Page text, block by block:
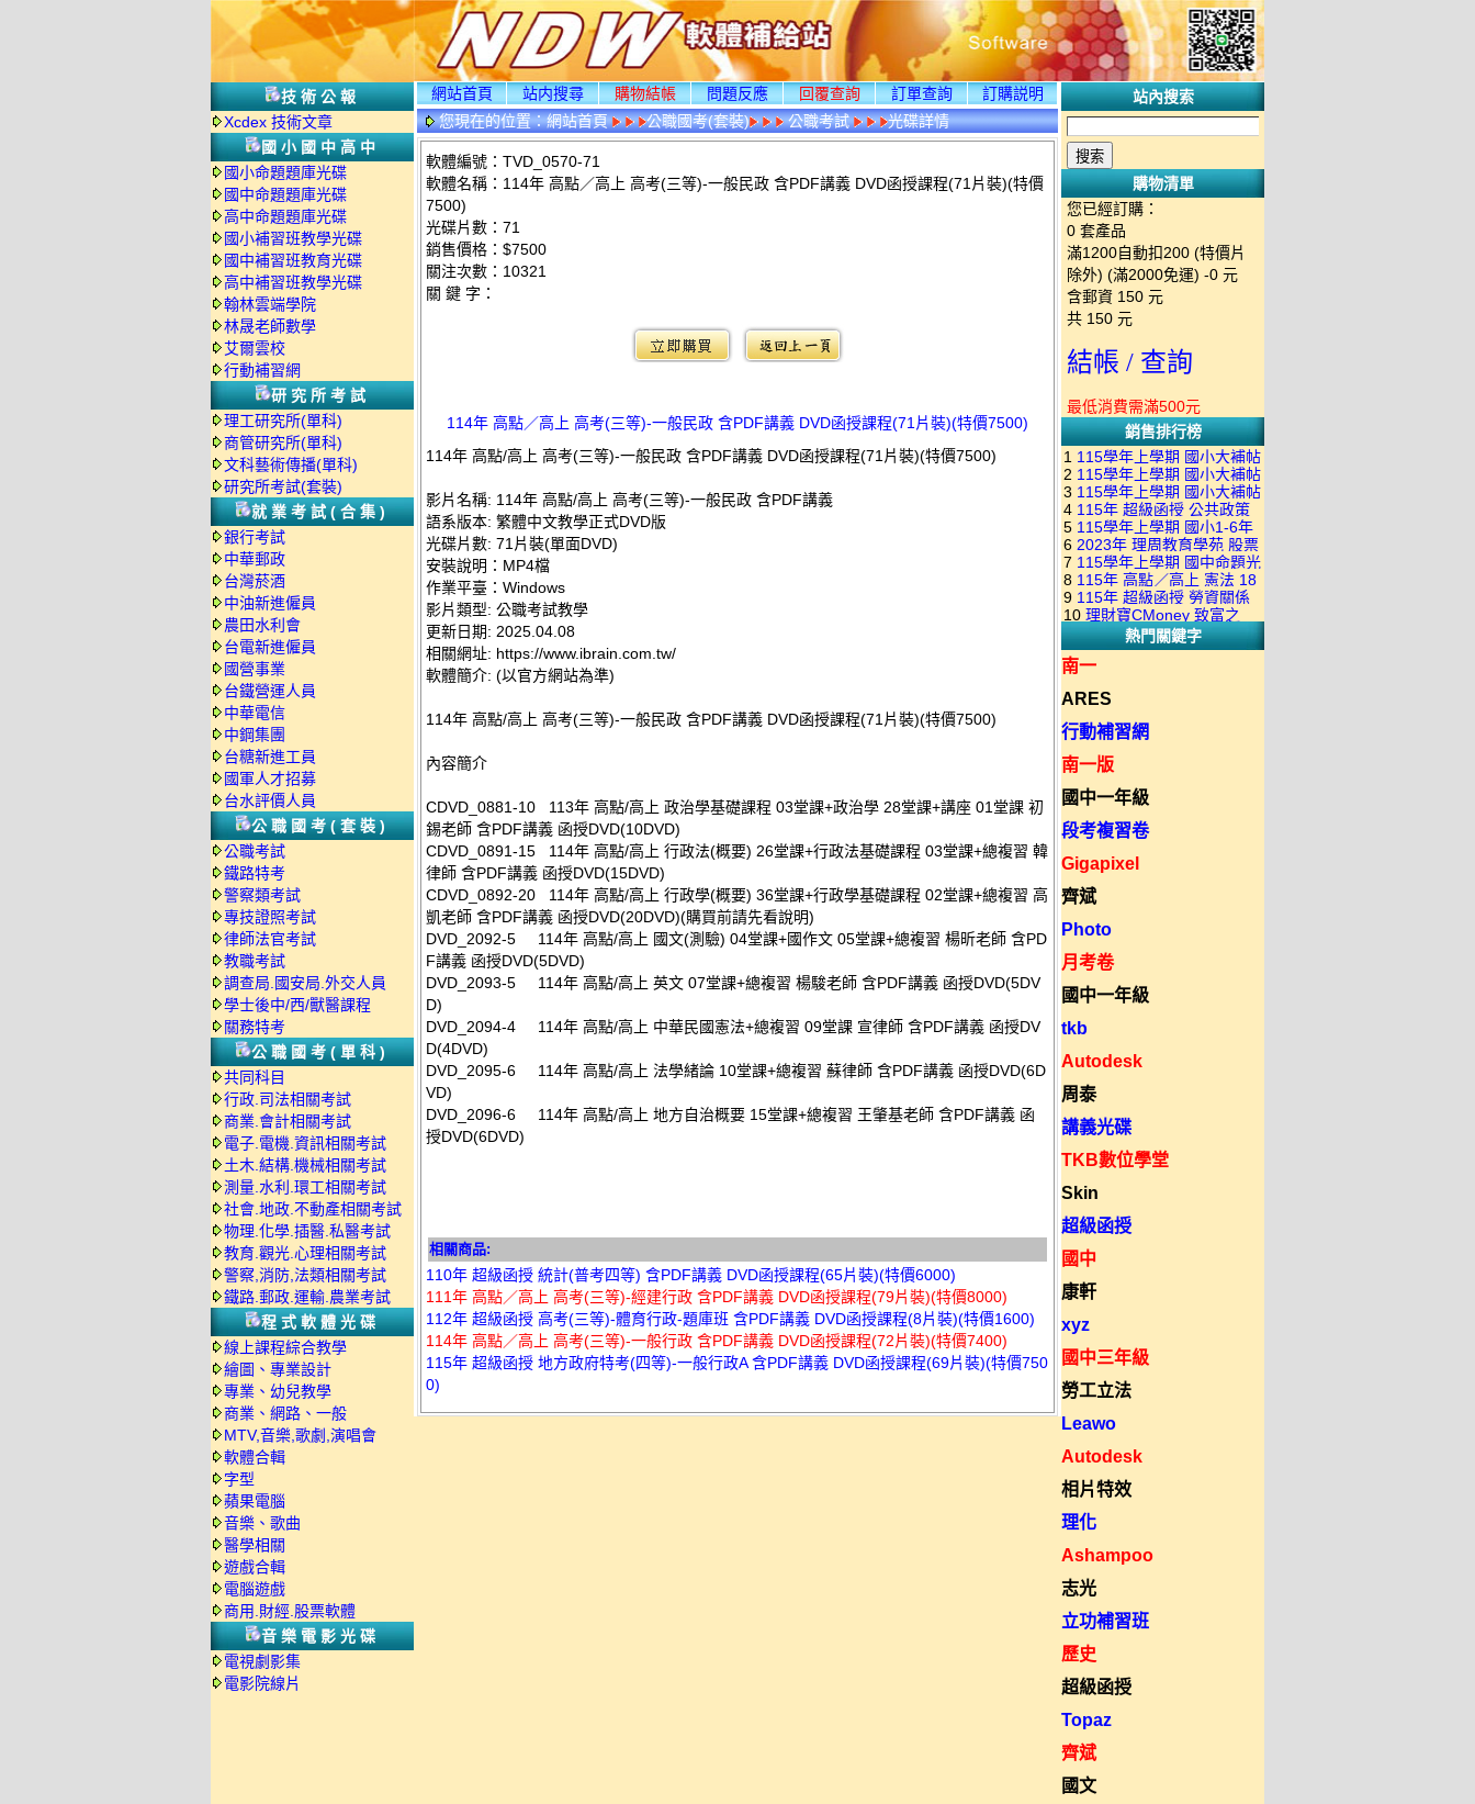
技術公報
Xcdex 技術文章
國小國中高中
國小命題題庫光碟
國中命題題庫光碟
高中命題題庫光碟
國小補習班教學光碟
國中補習班教育光碟
高中補習班教學光碟
翰林雲端學院
林晟老師數學
艾爾雲校
行動補習網
研究所考試
理工研究所(單科)
商管研究所(單科)
文科藝術傳播(單科)
研究所考試(套裝)
就業考試(合集)
銀行考試
中華郵政
台灣菸酒
中油新進僱員
農田水利會
台電新進僱員
國營事業
台鐵營運人員
中華電信
中鋼集團
台糖新進工員
國軍人才招募
台水評價人員
公職國考(套裝)
公職考試
鐵路特考
警察類考試
專技證照考試
律師法官考試
教職考試
調查局.國安局.外交人員
學士後中/西/獸醫課程
關務特考
公職國考(單科)
共同科目
行政.司法相關考試
商業.會計相關考試
電子.電機.資訊相關考試
土木.結構.機械相關考試
測量.水利.環工相關考試
社會.地政.不動產相關考試
物理.化學.插醫.私醫考試
教育.觀光.心理相關考試
警察,消防,法類相關考試
鐵路.郵政.運輸.農業考試
程式軟體光碟
線上課程綜合教學
繪圖、專業設計
專業、幼兒教學
商業、網路、一般
MTV,音樂,歌劇,演唱會
軟體合輯
字型
蘋果電腦
音樂、歌曲
醫學相關
遊戲合輯
電腦遊戲
商用.財經.股票軟體
音樂電影光碟
電視劇影集
電影院線片
網站首頁 站内搜尋 購物結帳 問題反應 回覆查詢 訂單查詢
訂購説明
您現在的位置：網站首頁 公職國考(套裝) 公職考試 光碟詳情
軟體編號：TVD_0570-71
軟體名稱：114年 高點／高上 高考(三等)-一般民政 含PDF講義 DVD函授課程(71片裝)(特價
7500)
光碟片數：71
銷售價格：$7500
關注次數： 10321
關 鍵 字：
114年 高點／高上 高考(三等)-一般民政 含PDF講義 DVD函授課程(71片裝)(特價7500)
114年 高點/高上 高考(三等)-一般民政 含PDF講義 DVD函授課程(71片裝)(特價7500)
影片名稱: 114年 高點/高上 高考(三等)-一般民政 含PDF講義
語系版本: 繁體中文教學正式DVD版
光碟片數: 71片裝(單面DVD)
安裝說明：MP4檔
作業平臺：Windows
影片類型: 公職考試教學
更新日期: 2025.04.08
相關網址: https://www.ibrain.com.tw/
軟體簡介: (以官方網站為準)
114年 高點/高上 高考(三等)-一般民政 含PDF講義 DVD函授課程(71片裝)(特價7500)
內容簡介
CDVD_0881-10 113年 高點/高上 政治學基礎課程 03堂課+政治學 28堂課+講座 01堂課 初
錫老師 含PDF講義 函授DVD(10DVD)
CDVD_0891-15 114年 高點/高上 行政法(概要) 26堂課+行政法基礎課程 03堂課+總複習 韓
律師 含PDF講義 函授DVD(15DVD)
CDVD_0892-20 114年 高點/高上 行政學(概要) 36堂課+行政學基礎課程 02堂課+總複習 高
凱老師 含PDF講義 函授DVD(20DVD)(購買前請先看說明)
DVD_2092-5 114年 高點/高上 國文(測驗) 04堂課+國作文 05堂課+總複習 楊昕老師 含PD
F講義 函授DVD(5DVD)
DVD_2093-5 114年 高點/高上 英文 07堂課+總複習 楊駿老師 含PDF講義 函授DVD(5DV
D)
DVD_2094-4 114年 高點/高上 中華民國憲法+總複習 09堂課 宣律師 含PDF講義 函授DV
D(4DVD)
DVD_2095-6 114年 高點/高上 法學緒論 10堂課+總複習 蘇律師 含PDF講義 函授DVD(6D
VD)
DVD_2096-6 114年 高點/高上 地方自治概要 15堂課+總複習 王肇基老師 含PDF講義 函
授DVD(6DVD)
相關商品:
110年 超級函授 統計(普考四等) 含PDF講義 DVD函授課程(65片裝)(特價6000)
111年 高點／高上 高考(三等)-經建行政 含PDF講義 DVD函授課程(79片裝)(特價8000)
112年 超級函授 高考(三等)-體育行政-題庫班 含PDF講義 DVD函授課程(8片裝)(特價1600)
114年 高點／高上 高考(三等)-一般行政 含PDF講義 DVD函授課程(72片裝)(特價7400)
115年 超級函授 地方政府特考(四等)-一般行政A 含PDF講義 DVD函授課程(69片裝)(特價750
0)
站內搜索
購物清單
您已經訂購：
0 套產品
滿1200自動扣200 (特價片
除外) (滿2000免運) -0 元
含郵資 150 元
共 150 元
結帳 / 查詢
最低消費需滿500元
銷售排行榜
1 115學年上學期 國小大補帖
南一版 國語+數學+社會+生活
+自然 1-6年級 教學光碟DVD
版(3DVD)
2 115學年上學期 國小大補帖
康軒版 國語+數學+社會+生活
+自然 1-6年級 教學光碟DVD
版(3DVD)
3 115學年上學期 國小大補帖
翰林版 國語+數學+社會+生活
+自然 1-6年級 教學光碟DVD
版(3DVD)
4 115年 超級函授 公共政策
22堂課+總複習 張楚老師 含
PDF講義 函授DVD(9DVD)
5 115學年上學期 國小1-6年
級 習作解答(含康軒.南一.翰林
全版本.全科目)合輯版 DVD版
6 2023年 理周教育學苑 股票
當沖煉金術 主講：朱家泓 國
語發音 DVD版
7 115學年上學期 國中命題光
碟 翰林版 英文科 1-3年級 題
庫光碟
8 115年 高點／高上 憲法 18
堂課 宗台大老師 含PDF講義
函授DVD(8DVD)【適用於律
師司法考試】
9 115年 超級函授 勞資關係
概要 11堂課+總複習 陸川老
師 含PDF講義 函授
DVD(5DVD)
10 理財寶CMoney 致富之
道：上班族飆股攻略班 主
講：朱家泓+林穎 國語發音
熱門關鍵字
南一
ARES
行動補習網
南一版
國中一年級
段考複習卷
Gigapixel
齊斌
Photo
月考卷
國中一年級
tkb
Autodesk
周泰
講義光碟
TKB數位學堂
Skin
超級函授
國中
康軒
xyz
國中三年級
勞工立法
Leawo
Autodesk
相片特效
理化
Ashampoo
志光
立功補習班
歷史
超級函授
Topaz
齊斌
國文